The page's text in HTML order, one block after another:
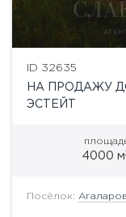
ID 32635
НА ПРОДАЖУ
ЭСТЕЙТ
4000 м
Посёлок: